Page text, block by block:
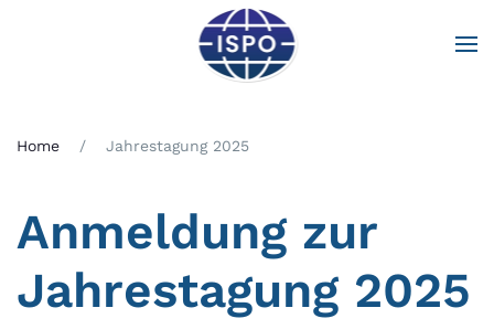
Zum Hauptinhalt springen
Home Jahrestagung 2025
Anmeldung zur
Jahrestagung 2025